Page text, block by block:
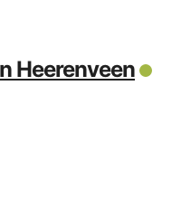
Heerenveen